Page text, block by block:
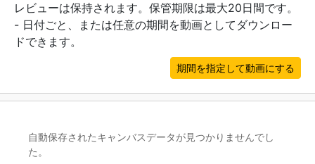
レビューは保持されます。保管期限は最大20日間です。
- 日付ごと、または任意の期間を動画としてダウンロー
ドできます。
期間を指定して動画にする
自動保存されたキャンバスデータが見つかりませんでし
た。